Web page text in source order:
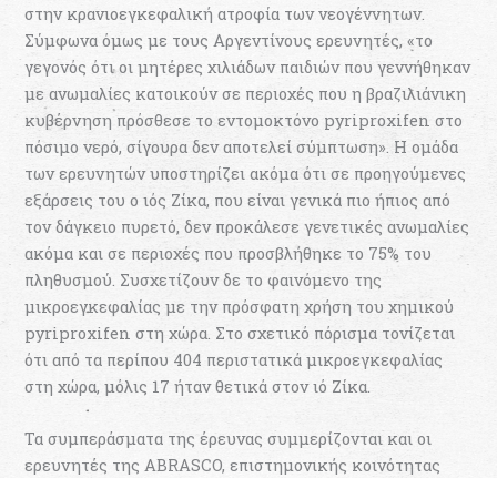
στην κρανιοεγκεφαλική ατροφία των νεογέννητων.
Σύμφωνα όμως με τους Αργεντίνους ερευνητές, «το
γεγονός ότι οι μητέρες χιλιάδων παιδιών που γεννήθηκαν
με ανωμαλίες κατοικούν σε περιοχές που η βραζιλιάνικη
κυβέρνηση πρόσθεσε το εντομοκτόνο pyriproxifen στο
πόσιμο νερό, σίγουρα δεν αποτελεί σύμπτωση». Η ομάδα
των ερευνητών υποστηρίζει ακόμα ότι σε προηγούμενες
εξάρσεις του ο ιός Ζίκα, που είναι γενικά πιο ήπιος από
τον δάγκειο πυρετό, δεν προκάλεσε γενετικές ανωμαλίες
ακόμα και σε περιοχές που προσβλήθηκε το 75% του
πληθυσμού. Συσχετίζουν δε το φαινόμενο της
μικροεγκεφαλίας με την πρόσφατη χρήση του χημικού
pyriproxifen στη χώρα. Στο σχετικό πόρισμα τονίζεται
ότι από τα περίπου 404 περιστατικά μικροεγκεφαλίας
στη χώρα, μόλις 17 ήταν θετικά στον ιό Ζίκα.
Τα συμπεράσματα της έρευνας συμμερίζονται και οι
ερευνητές της ABRASCO, επιστημονικής κοινότητας